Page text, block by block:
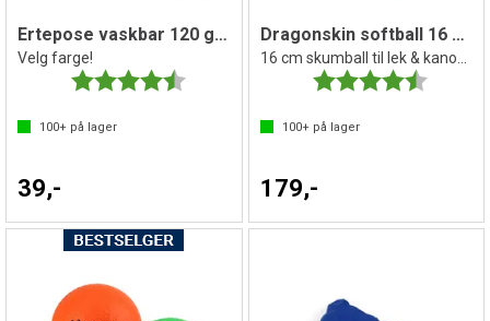
Ertepose vaskbar 120 gram
Velg farge!
Karakter:
4.6 av 5 mulige
100+ på lager
39,-
Dragonskin softball 16 cm
Karakter:
100+på lager
179,-